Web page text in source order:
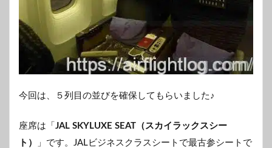
今回は、５列目の並びを確保してもらいました♪
座席は「 JAL SKYLUXE SEAT（スカイラックスシー
ト）
」です。JALビジネスクラスシートで最古参シートで